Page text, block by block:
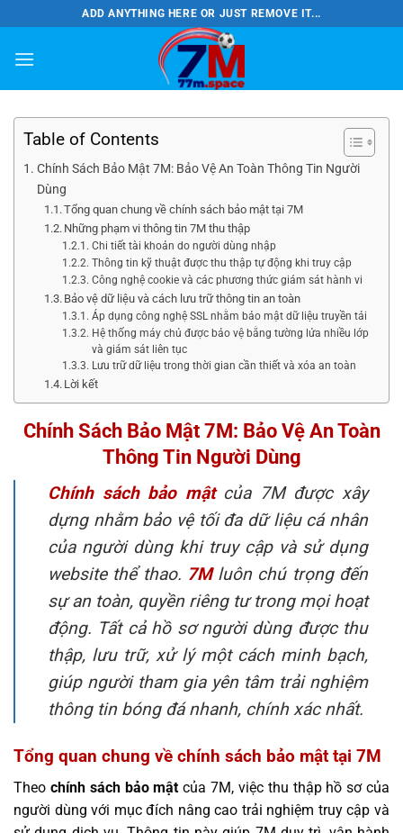
nội
ADD ANYTHING HERE OR JUST REMOVE IT...
Table of Contents
Chính Sách Bảo Mật 7M: Bảo Vệ An Toàn Thông Tin Người
Dùng
Tổng quan chung về chính sách bảo mật tại 7M
Những phạm vi thông tin 7M thu thập
Chi tiết tài khoản do người dùng nhập
Thông tin kỹ thuật được thu thập tự động khi truy cập
Công nghệ cookie và các phương thức giám sát hành vi
Bảo vệ dữ liệu và cách lưu trữ thông tin an toàn
Áp dụng công nghệ SSL nhằm bảo mật dữ liệu truyền tải
Hệ thống máy chủ được bảo vệ bằng tường lửa nhiều lớp
và giám sát liên tục
Lưu trữ dữ liệu trong thời gian cần thiết và xóa an toàn
Lời kết
Chính Sách Bảo Mật 7M: Bảo Vệ An Toàn
Thông Tin Người Dùng
Chính sách bảo mậtcủa 7M được xây
dựng nhằm bảo vệ tối đa dữ liệu cá nhân
của người dùng khi truy cập và sử dụng
website thể thao. 7Mluôn chú trọng đến
sự an toàn, quyền riêng tư trong mọi hoạt
động. Tất cả hồ sơ người dùng được thu
thập, lưu trữ, xử lý một cách minh bạch,
giúp người tham gia yên tâm trải nghiệm
thông tin bóng đá nhanh, chính xác nhất.
Tổng quan chung về chính sách bảo mật tại 7M
Theo chính sách bảo mật của 7M, việc thu thập hồ sơ của
người dùng với mục đích nâng cao trải nghiệm truy cập và